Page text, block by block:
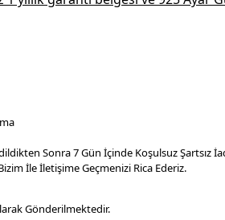
Sonra 7 Gün İçinde Koşulsuz Şartsız
İle İletişime Geçmenizi Rica Ederiz.
Gönderilmektedir.